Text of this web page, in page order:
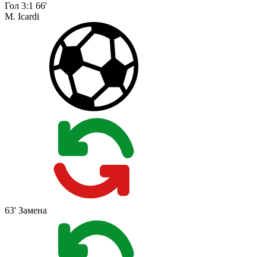
Гол 3:1 66'
M. Icardi
63' Замена